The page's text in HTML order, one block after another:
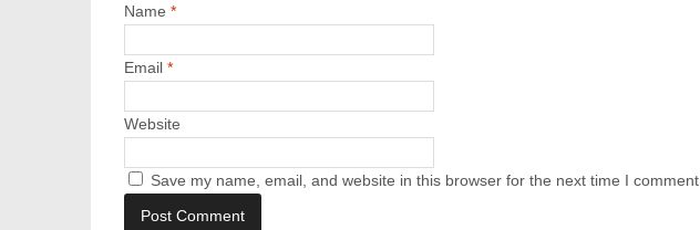
Name *
Email *
Website
Save my name, email, and website in this browser for the next time I comment.